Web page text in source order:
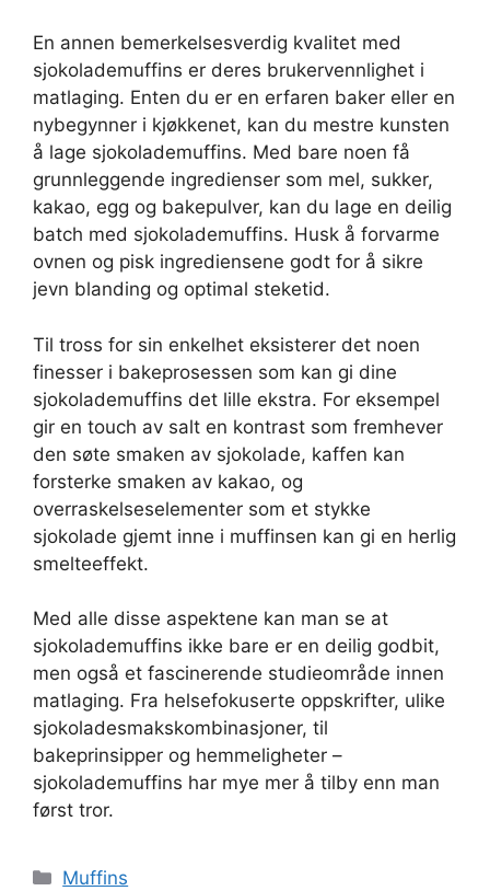
En annen bemerkelsesverdig kvalitet med
sjokolademuffins er deres brukervennlighet i
matlaging. Enten du er en erfaren baker eller en
nybegynner i kjøkkenet, kan du mestre kunsten
å lage sjokolademuffins. Med bare noen få
grunnleggende ingredienser som mel, sukker,
kakao, egg og bakepulver, kan du lage en deilig
batch med sjokolademuffins. Husk å forvarme
ovnen og pisk ingrediensene godt for å sikre
jevn blanding og optimal steketid.
Til tross for sin enkelhet eksisterer det noen
finesser i bakeprosessen som kan gi dine
sjokolademuffins det lille ekstra. For eksempel
gir en touch av salt en kontrast som fremhever
den søte smaken av sjokolade, kaffen kan
forsterke smaken av kakao, og
overraskelseselementer som et stykke
sjokolade gjemt inne i muffinsen kan gi en herlig
smelteeffekt.
Med alle disse aspektene kan man se at
sjokolademuffins ikke bare er en deilig godbit,
men også et fascinerende studieområde innen
matlaging. Fra helsefokuserte oppskrifter, ulike
sjokoladesmakskombinasjoner, til
bakeprinsipper og hemmeligheter –
sjokolademuffins har mye mer å tilby enn man
først tror.
Kategorier
Muffins